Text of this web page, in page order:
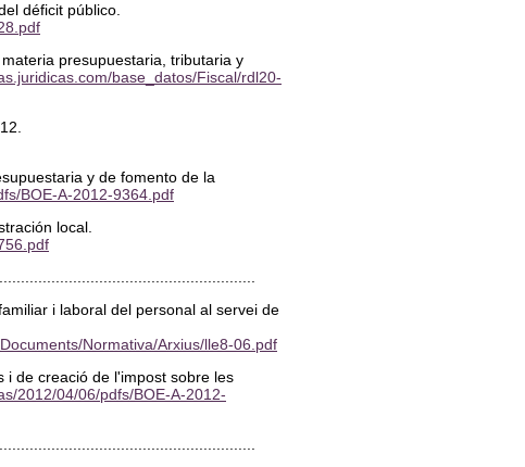
déficit público.
presupuestaria, tributaria y
base_datos/Fiscal/rdl20-
y de fomento de la
BOE-A-2012-9364.pdf
local.
i laboral del personal al servei de
Normativa/Arxius/lle8-06.pdf
i de creació de l'impost sobre les
2012/04/06/pdfs/BOE-A-2012-